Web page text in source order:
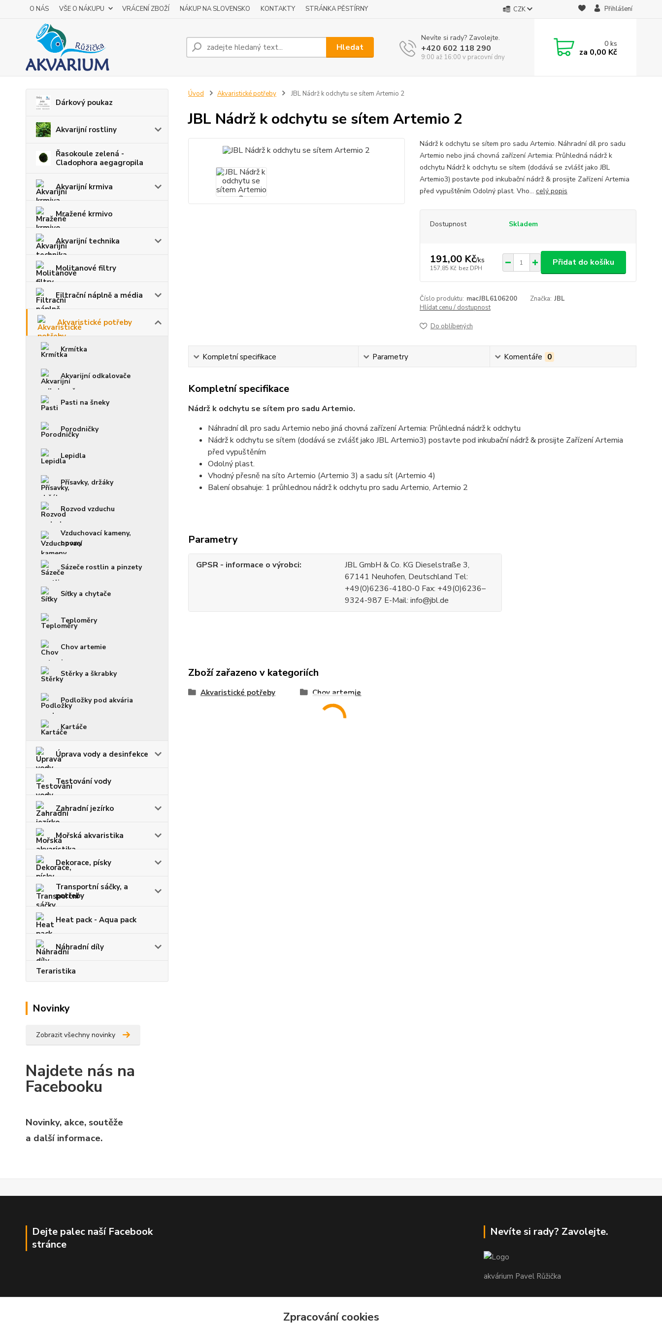
O NÁS VŠE O NÁKUPU VRÁCENÍ ZBOŽÍ NÁKUP NA SLOVENSKO KONTAKTY STRÁNKA PĚSTÍRNY CZK Přihlášení
Hledat
Nevíte si rady? Zavolejte.
+420 602 118 290
9:00 až 16:00 v pracovní dny
0ks
za 0,00 Kč
Dárkový poukaz
Akvarijní rostliny
Řasokoule zelená -
Cladophora aegagropila
Akvarijní krmiva
Mražené krmivo
Akvarijní technika
Molitanové filtry
Filtrační náplně a média
Akvaristické potřeby
Krmítka
Akvarijní odkalovače
Pasti na šneky
Porodničky
Lepidla
Přísavky, držáky
Rozvod vzduchu
Vzduchovací kameny,
opony
Sázeče rostlin a pinzety
Síťky a chytače
Teploměry
Chov artemie
Stěrky a škrabky
Podložky pod akvária
Kartáče
Úprava vody a desinfekce
Testování vody
Zahradní jezírko
Mořská akvaristika
Dekorace, písky
Transportní sáčky, a
potřeby
Heat pack - Aqua pack
Náhradní díly
Teraristika
Novinky
Zobrazit všechny novinky
Najdete nás na
Facebooku
Novinky, akce, soutěže
a další informace.
Úvod Akvaristické potřeby JBL Nádrž k odchytu se sítem Artemio 2
JBL Nádrž k odchytu se sítem Artemio 2
Nádrž k odchytu se sítem pro sadu Artemio. Náhradní díl pro sadu
Artemio nebo jiná chovná zařízení Artemia: Průhledná nádrž k
odchytu Nádrž k odchytu se sítem (dodává se zvlášť jako JBL
Artemio3) postavte pod inkubační nádrž & prosijte Zařízení Artemia
před vypuštěním Odolný plast. Vho... celý popis
Dostupnost Skladem
191,00 Kč/ks
157,85 Kč bez DPH
Přidat do košíku
Číslo produktu: macJBL6106200 Značka: JBL
Hlídat cenu / dostupnost
Do oblíbených
Kompletní specifikace Parametry Komentáře 0
Kompletní specifikace
Nádrž k odchytu se sítem pro sadu Artemio.
Náhradní díl pro sadu Artemio nebo jiná chovná zařízení Artemia: Průhledná nádrž k odchytu
Nádrž k odchytu se sítem (dodává se zvlášť jako JBL Artemio3) postavte pod inkubační nádrž & prosijte Zařízení Artemia
před vypuštěním
Odolný plast.
Vhodný přesně na síto Artemio (Artemio 3) a sadu sít (Artemio 4)
Balení obsahuje: 1 průhlednou nádrž k odchytu pro sadu Artemio, Artemio 2
Parametry
GPSR - informace o výrobci
JBL GmbH & Co. KG Dieselstraße 3,
67141 Neuhofen, Deutschland Tel:
+49(0)6236-4180-0 Fax: +49(0)6236–
9324-987 E-Mail: info@jbl.de
Zboží zařazeno v kategoriích
Akvaristické potřeby Chov artemie
Dejte palec naší Facebook
stránce
Nevíte si rady? Zavolejte.
akvárium Pavel Růžička
Zpracování cookies